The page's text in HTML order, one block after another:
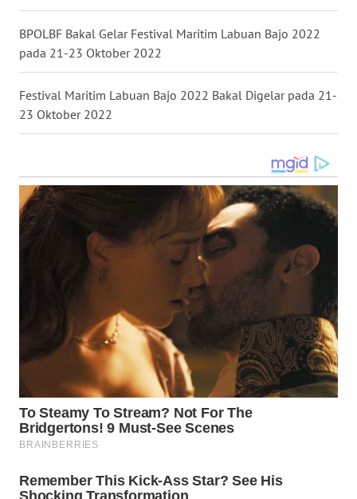
BPOLBF Bakal Gelar Festival Maritim Labuan Bajo 2022
pada 21-23 Oktober 2022
Festival Maritim Labuan Bajo 2022 Bakal Digelar pada 21-
23 Oktober 2022
KALTARA
WN
KALSEL
WN
WN
SULSEL
SULUT
WN
MALUT
WN